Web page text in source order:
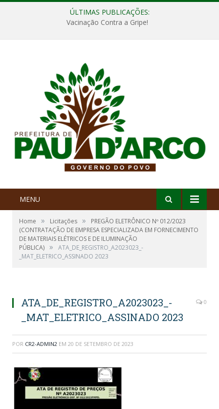
ÚLTIMAS PUBLICAÇÕES:
Vacinação Contra a Gripe!
MENU
Home » Licitações »
PREGÃO ELETRÔNICO Nº 012/2023
(CONTRATAÇÃO DE EMPRESA ESPECIALIZADA EM FORNECIMENTO
DE MATERIAIS ELÉTRICOS E DE ILUMINAÇÃO
PÚBLICA) »
ATA_DE_REGISTRO_A2023023_-
_MAT_ELETRICO_ASSINADO 2023
ATA_DE_REGISTRO_A2023023_-
_MAT_ELETRICO_ASSINADO 2023
0
POR CR2-ADMIN2 EM 20 DE SETEMBRO DE 2023